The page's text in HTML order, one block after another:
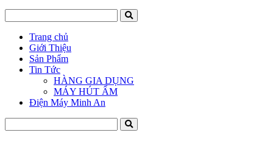
Trang chủ
Giới Thiệu
Sản Phẩm
Tin Tức
HÀNG GIA DỤNG
MÁY HÚT ẨM
Điện Máy Minh An